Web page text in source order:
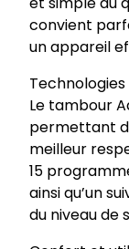
convient
un appareil
Le tambour
permettant
meilleur
15
ainsi qu’un
du niveau de